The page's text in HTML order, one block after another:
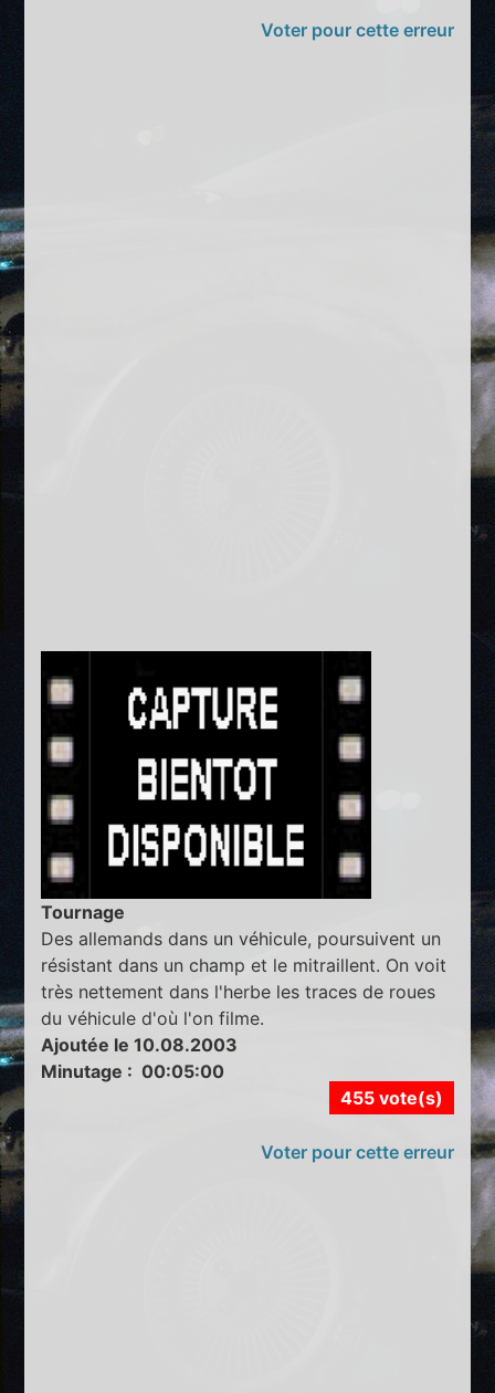
Voter pour cette erreur
Tournage
Des allemands dans un véhicule, poursuivent un
résistant dans un champ et le mitraillent. On voit
très nettement dans l'herbe les traces de roues
du véhicule d'où l'on filme.
Ajoutée le 10.08.2003
Minutage : 00:05:00
455 vote(s)
Voter pour cette erreur